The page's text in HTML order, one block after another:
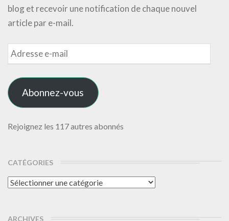
blog et recevoir une notification de chaque nouvel
article par e-mail.
Adresse
e-
mail
Abonnez-vous
Rejoignez les 117 autres abonnés
CATÉGORIES
Catégories
ARCHIVES